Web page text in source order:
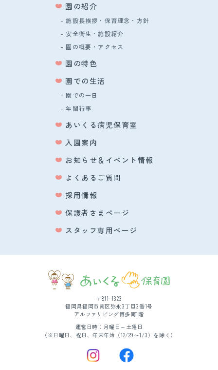
園の紹介
- 施設長挨拶・保育理念・方針
- 安全衛生・施設紹介
- 園の概要・アクセス
園の特色
園での生活
- 園での一日
- 年間行事
あいくる病児保育室
入園案内
お知らせ＆イベント情報
よくあるご質問
採用情報
保護者さまページ
スタッフ専用ページ
〒811-1323
福岡県福岡市南区弥永3丁目3番1号
アルファリビング博多南1階
運営日時：月曜日～土曜日
（※日曜日、祝日、年末年始（12/29〜1/3）を除く）